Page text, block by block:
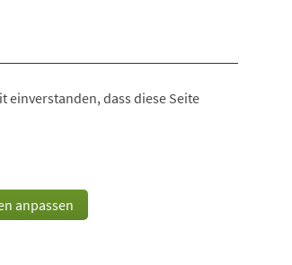
einverstanden, dass diese Seite
anpassen